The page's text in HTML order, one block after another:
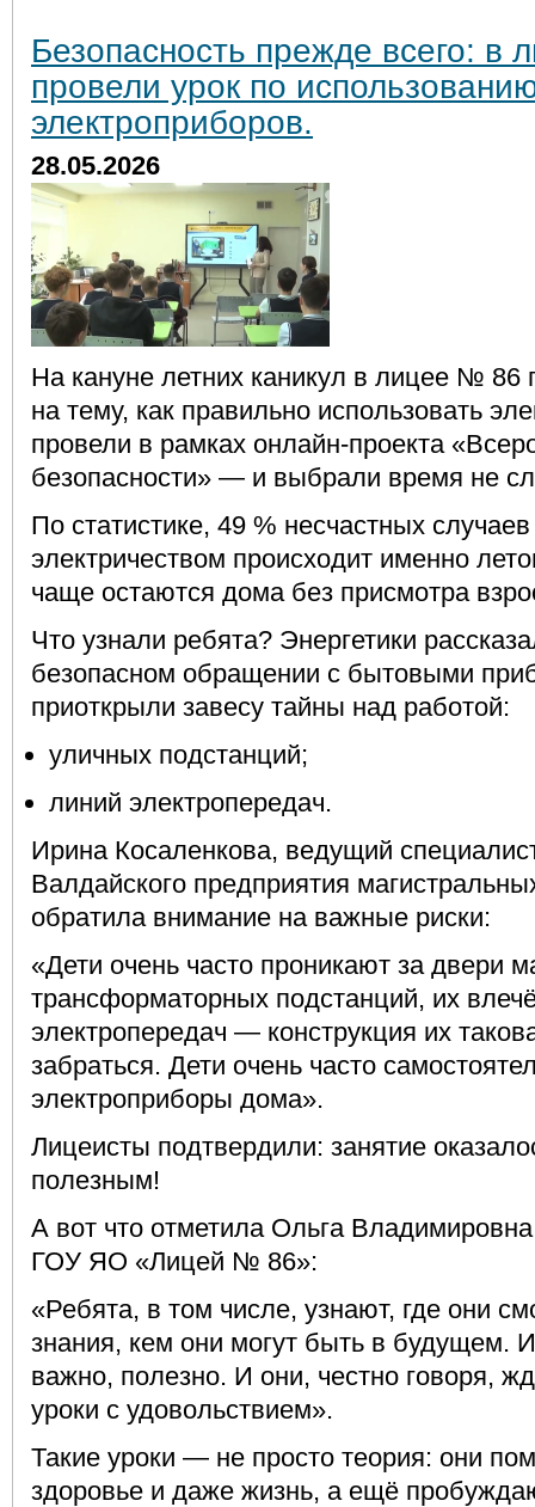
Безопасность прежде всего: в
провели урок по
электроприборов.
28.05.2026
На кануне летних каникул в лицее № 86
на тему, как правильно использовать
провели в рамках онлайн‑проекта
безопасности» — и выбрали время не
По статистике, 49 % несчастных
электричеством происходит именно
чаще остаются дома без присмотра
Что узнали ребята? Энергетики
безопасном обращении с бытовыми
приоткрыли завесу тайны над работой:
уличных подстанций;
линий электропередач.
Ирина Косаленкова, ведущий
Валдайского предприятия
обратила внимание на важные риски:
«Дети очень часто проникают за двери
трансформаторных подстанций, их
электропередач — конструкция их
забраться. Дети очень часто
электроприборы дома».
Лицеисты подтвердили: занятие
полезным!
А вот что отметила Ольга
ГОУ ЯО «Лицей № 86»:
«Ребята, в том числе, узнают, где они
знания, кем они могут быть в будущем.
важно, полезно. И они, честно говоря,
уроки с удовольствием».
Такие уроки — не просто теория: они
здоровье и даже жизнь, а ещё